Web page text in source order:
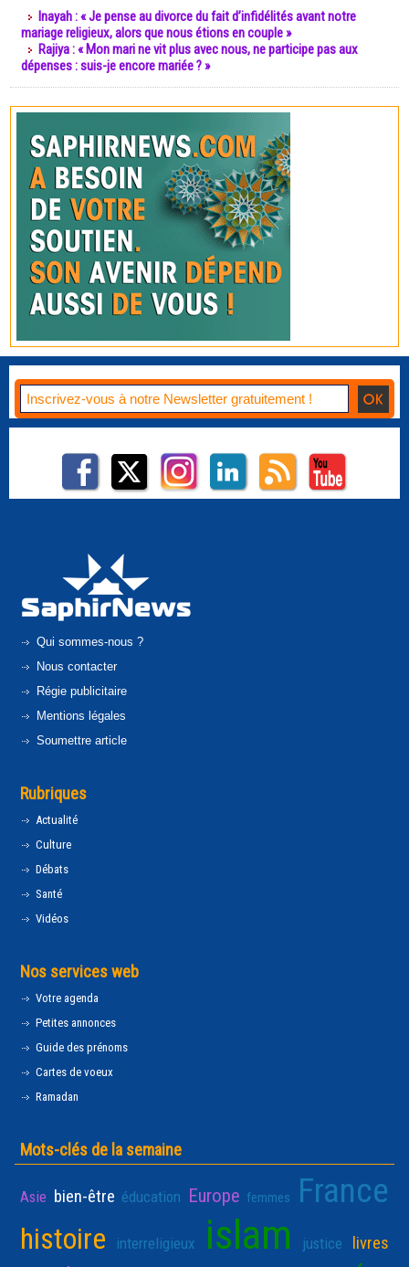
Inayah : « Je pense au divorce du fait d’infidélités avant notre
mariage religieux, alors que nous étions en couple »
Rajiya : « Mon mari ne vit plus avec nous, ne participe pas aux
dépenses : suis-je encore mariée ? »
Qui sommes-nous ?
Nous contacter
Régie publicitaire
Mentions légales
Soumettre article
Rubriques
Actualité
Culture
Débats
Santé
Vidéos
Nos services web
Votre agenda
Petites annonces
Guide des prénoms
Cartes de voeux
Ramadan
Mots-clés de la semaine
Asie bien-être éducation Europe femmes France
histoire interreligieux islam justice livres